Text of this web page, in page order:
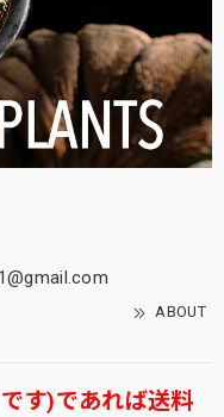
ユーフォルビア
王道ですね、満足で
ストをまんべんなく
す。 また利用させて
ます！！今週土曜
是非20時ジャスト
ABOUT
す)であれば送料